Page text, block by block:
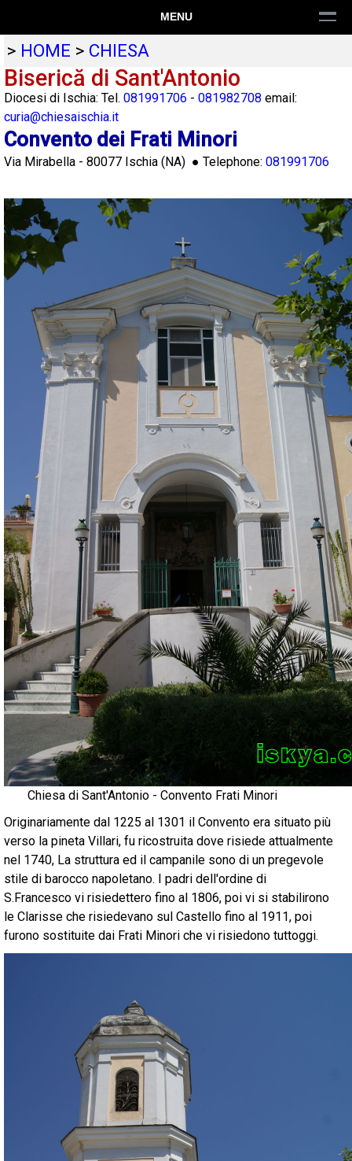
MENU
> HOME > CHIESA
Biserică di Sant'Antonio
Diocesi di Ischia: Tel. 081991706 - 081982708 email:
curia@chiesaischia.it
Convento dei Frati Minori
Via Mirabella - 80077 Ischia (NA) ● Telephone: 081991706
Chiesa di Sant'Antonio - Convento Frati Minori
Originariamente dal 1225 al 1301 il Convento era situato più
verso la pineta Villari, fu ricostruita dove risiede attualmente
nel 1740, La struttura ed il campanile sono di un pregevole
stile di barocco napoletano. I padri dell'ordine di
S.Francesco vi risiedettero fino al 1806, poi vi si stabilirono
le Clarisse che risiedevano sul Castello fino al 1911, poi
furono sostituite dai Frati Minori che vi risiedono tuttoggi.